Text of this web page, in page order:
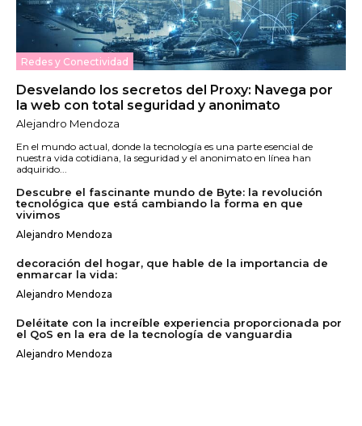
Redes y Conectividad
Desvelando los secretos del Proxy: Navega por
la web con total seguridad y anonimato
Alejandro Mendoza
En el mundo actual, donde la tecnología es una parte esencial de
nuestra vida cotidiana, la seguridad y el anonimato en línea han
adquirido...
Descubre el fascinante mundo de Byte: la revolución
tecnológica que está cambiando la forma en que
vivimos
Alejandro Mendoza
decoración del hogar, que hable de la importancia de
enmarcar la vida:
Alejandro Mendoza
Deléitate con la increíble experiencia proporcionada por
el QoS en la era de la tecnología de vanguardia
Alejandro Mendoza